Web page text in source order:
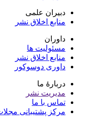
دبیران علمی
منابع اخلاق نشر
داوران
مسئولیت ها
منابع اخلاق نشر
داوری دوسوکور
دربارۀ ما
مدیریت نشر
تماس با ما
مرکز پشتیبانی مجلات